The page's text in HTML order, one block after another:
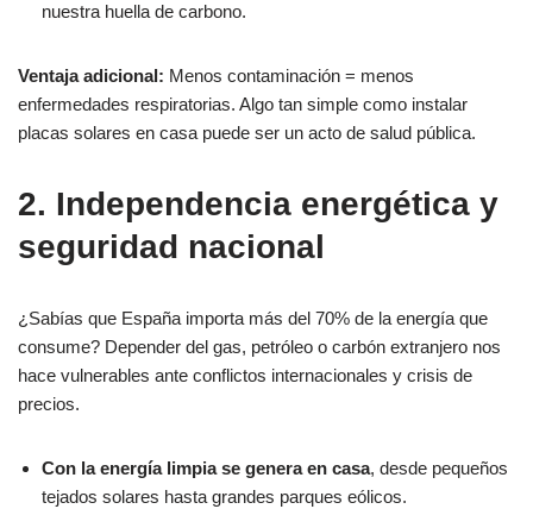
nuestra huella de carbono.
Ventaja adicional: Menos contaminación = menos
enfermedades respiratorias. Algo tan simple como instalar
placas solares en casa puede ser un acto de salud pública.
2. Independencia energética y
seguridad nacional
¿Sabías que España importa más del 70% de la energía que
consume? Depender del gas, petróleo o carbón extranjero nos
hace vulnerables ante conflictos internacionales y crisis de
precios.
Con la energía limpia se genera en casa, desde pequeños
tejados solares hasta grandes parques eólicos.